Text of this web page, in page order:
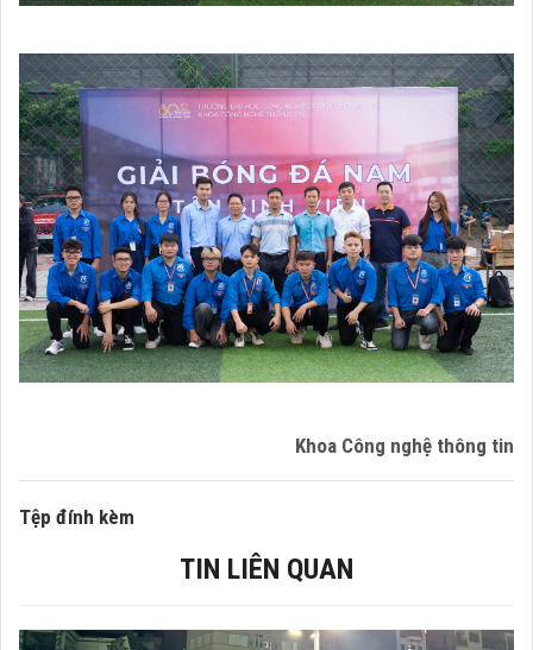
Khoa Công nghệ thông tin
Tệp đính kèm
TIN LIÊN QUAN